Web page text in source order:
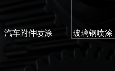
汽车附件喷涂 玻璃钢喷涂